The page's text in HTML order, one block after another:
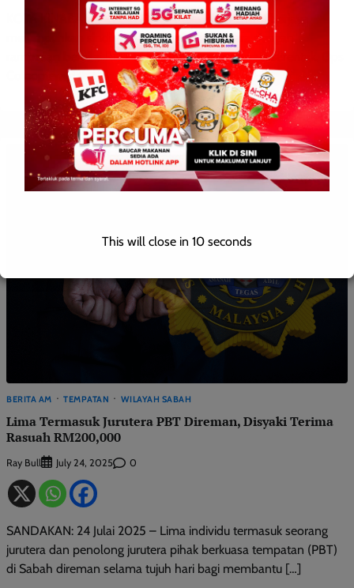
KOTA KINABALU – Polis Diraja Malaysia (PDRM) berjaya
melumpuhkan sindiket dadah terbesar negara dengan
rampasan bernilai RM244 juta dalam dua operasi serentak, Ops
Coleoptera dan […]
BERITA AM TEMPATAN WILAYAH SABAH
Lima Termasuk Jurutera PBT Direman, Disyaki Terima
Rasuah RM200,000
Ray Bull July 24, 2025 0
SANDAKAN: 24 Julai 2025 – Lima individu termasuk seorang
jurutera dan penolong jurutera pihak berkuasa tempatan (PBT)
di Sabah direman selama tujuh hari bagi membantu […]
This will close in9seconds